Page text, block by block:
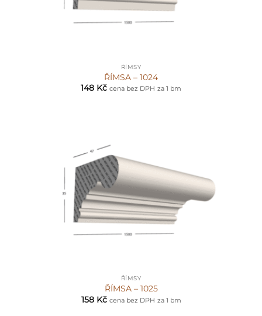
ŘÍMSY
ŘÍMSA – 1024
148 Kč cena bez DPH za 1 bm
ŘÍMSY
ŘÍMSA – 1025
158 Kč cena bez DPH za 1 bm